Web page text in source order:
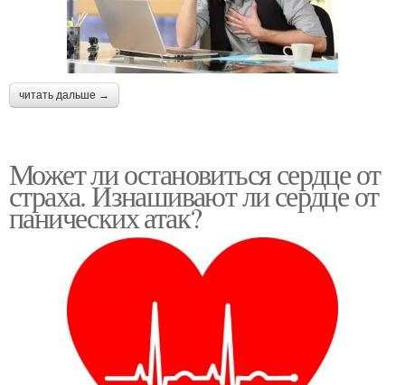
читать дальше →
Может ли остановиться сердце от
страха. Изнашивают ли сердце от
панических атак?